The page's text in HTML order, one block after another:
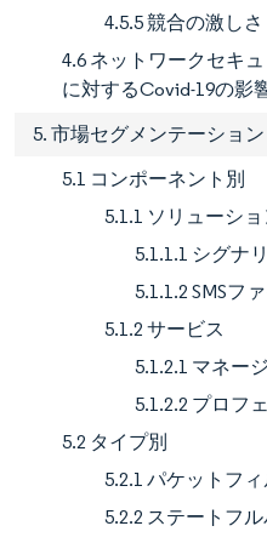
4.5.5 競合の激しさ
4.6 ネットワークセキ
に対するCovid-19の影
5. 市場セグメンテーション
5.1 コンポーネント別
5.1.1 ソリューショ
5.1.1.1 シグナ
5.1.1.2 SMSフ
5.1.2 サービス
5.1.2.1 マネー
5.1.2.2 プロフ
5.2 タイプ別
5.2.1 パケットフ
5.2.2 ステートフ